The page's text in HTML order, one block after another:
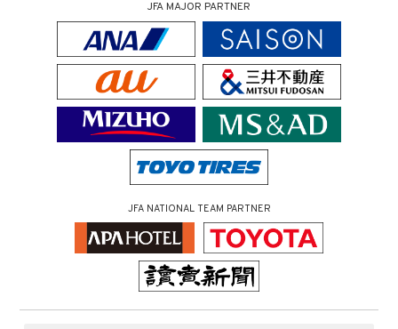
JFA MAJOR PARTNER
JFA NATIONAL TEAM PARTNER